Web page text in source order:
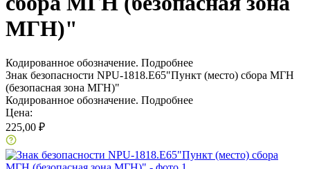
МГН)"
Кодированное обозначение. Подробнее
Знак безопасности NPU-1818.E65"Пункт (место) сбора МГН
(безопасная зона МГН)"
Кодированное обозначение. Подробнее
Цена:
225,00 ₽